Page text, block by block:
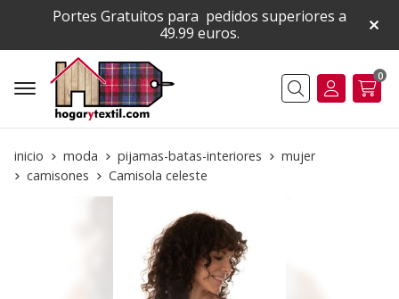
Portes Gratuitos para pedidos superiores a
49.99 euros.
Buscar
0
inicio moda pijamas-batas-interiores
mujer
camisones
Camisola celeste